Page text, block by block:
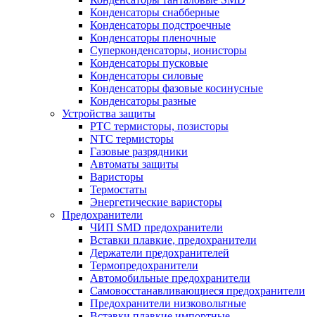
Конденсаторы снабберные
Конденсаторы подстроечные
Конденсаторы пленочные
Суперконденсаторы, ионисторы
Конденсаторы пусковые
Конденсаторы силовые
Конденсаторы фазовые косинусные
Конденсаторы разные
Устройства защиты
PTC термисторы, позисторы
NTC термисторы
Газовые разрядники
Автоматы защиты
Варисторы
Термостаты
Энергетические варисторы
Предохранители
ЧИП SMD предохранители
Вставки плавкие, предохранители
Держатели предохранителей
Термопредохранители
Автомобильные предохранители
Самовосстанавливающиеся предохранители
Предохранители низковольтные